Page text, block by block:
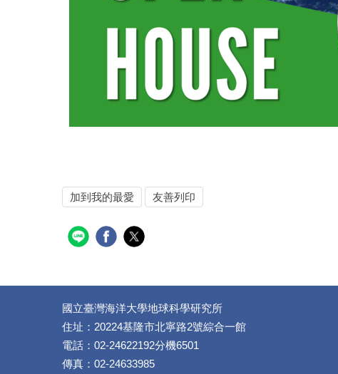
加到我的最愛 友善列印
國立臺灣海洋大學地球科學研究所
住址：20224基隆市北寧路2號綜合一館
電話：02-24622192分機6501
傳真：02-24633985